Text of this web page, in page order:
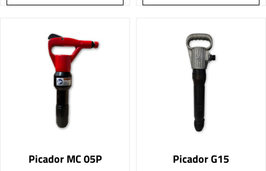
Picador MC 05P Picador G15